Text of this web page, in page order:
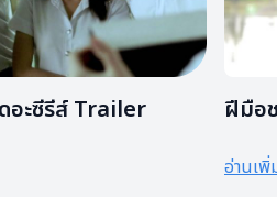
อะซีรีส์ Trailer ฝีมือ
อ่านเพิ่